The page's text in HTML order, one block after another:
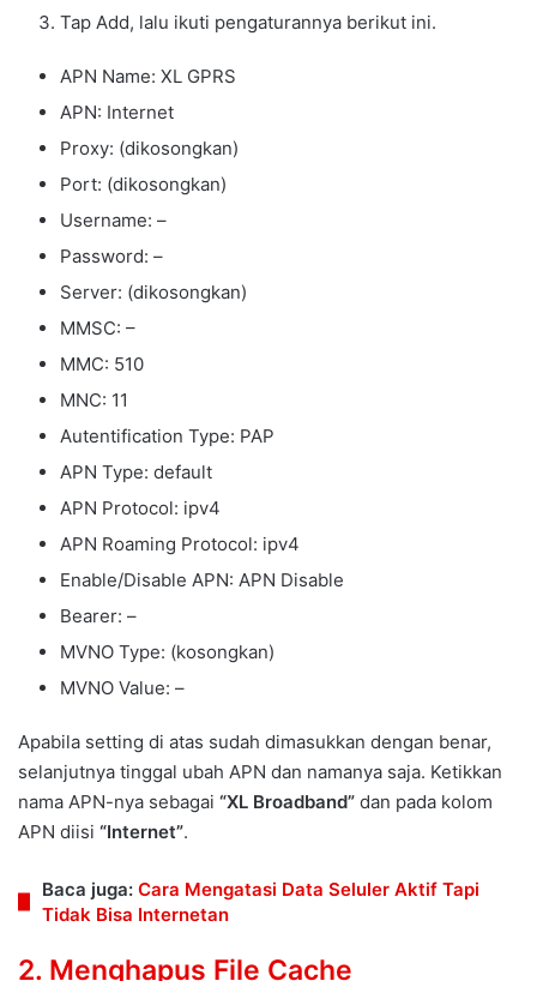
Tap Add, lalu ikuti pengaturannya berikut ini.
APN Name: XL GPRS
APN: Internet
Proxy: (dikosongkan)
Port: (dikosongkan)
Username: –
Password: –
Server: (dikosongkan)
MMSC: –
MMC: 510
MNC: 11
Autentification Type: PAP
APN Type: default
APN Protocol: ipv4
APN Roaming Protocol: ipv4
Enable/Disable APN: APN Disable
Bearer: –
MVNO Type: (kosongkan)
MVNO Value: –
Apabila setting di atas sudah dimasukkan dengan benar,
selanjutnya tinggal ubah APN dan namanya saja. Ketikkan
nama APN-nya sebagai “XL Broadband” dan pada kolom
APN diisi “Internet”.
Baca juga: Cara Mengatasi Data Seluler Aktif Tapi
Tidak Bisa Internetan
2. Menghapus File Cache